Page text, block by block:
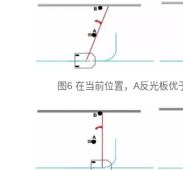
图6 在当前位置，A反光板优